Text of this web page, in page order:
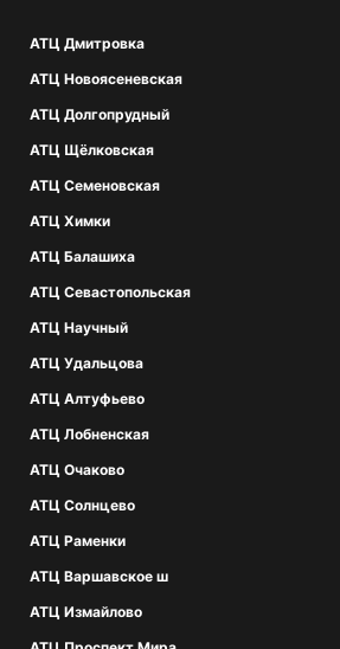
АТЦ Дмитровка
АТЦ Новоясеневская
АТЦ Долгопрудный
АТЦ Щёлковская
АТЦ Семеновская
АТЦ Химки
АТЦ Балашиха
АТЦ Севастопольская
АТЦ Научный
АТЦ Удальцова
АТЦ Алтуфьево
АТЦ Лобненская
АТЦ Очаково
АТЦ Солнцево
АТЦ Раменки
АТЦ Варшавское ш
АТЦ Измайлово